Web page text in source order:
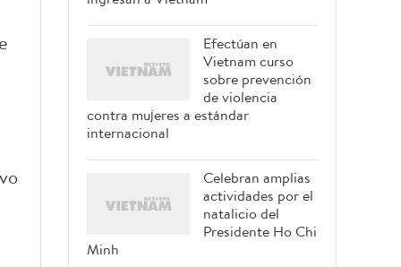
Efectúan en
Vietnam curso
sobre prevención
de violencia
contra mujeres a estándar
internacional
Celebran amplias
actividades por el
natalicio del
Presidente Ho Chi
Minh